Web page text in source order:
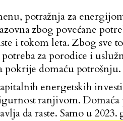
potražnja za
zbog povećane
i tokom leta. Zbog sve
potreba za porodice i
pokrije domaću potrošnju.
energetskih
ranjivom.
da raste. Samo u